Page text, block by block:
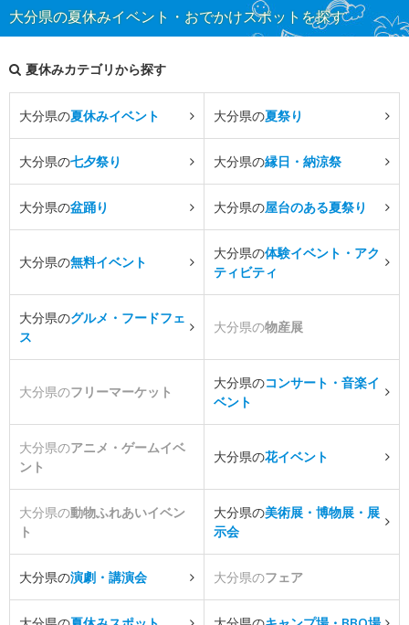
大分県の夏休みイベント・おでかけスポットを探す
夏休みカテゴリから探す
大分県の夏休みイベント 大分県の夏祭り
大分県の七夕祭り 大分県の縁日・納涼祭
大分県の盆踊り 大分県の屋台のある夏祭り
大分県の無料イベント
大分県の体験イベント・アク
ティビティ
大分県のグルメ・フードフェ
ス
大分県の物産展
大分県のフリーマーケット
大分県のコンサート・音楽イ
ベント
大分県のアニメ・ゲームイベ
ント
大分県の花イベント
大分県の動物ふれあいイベン
ト
大分県の美術展・博物展・展
示会
大分県の演劇・講演会 大分県のフェア